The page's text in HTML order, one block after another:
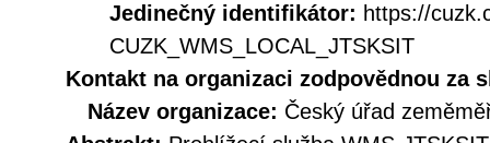
Jedinečný identifikátor: https://
CUZK_WMS_LOCAL_JTSKSIT
Kontakt na organizaci zodpovědnou za
Název organizace: Český úřad